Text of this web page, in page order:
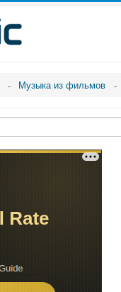
Музыка из фильмов